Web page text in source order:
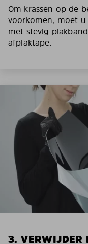
Om krassen op de
voorkomen, moet
met stevig
afplaktape.
3. VERWIJDER